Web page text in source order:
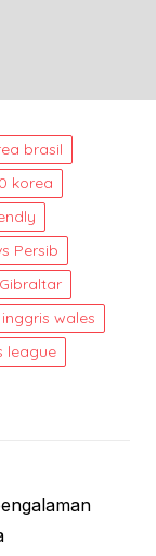
brasil
korea
Persib
wales
league